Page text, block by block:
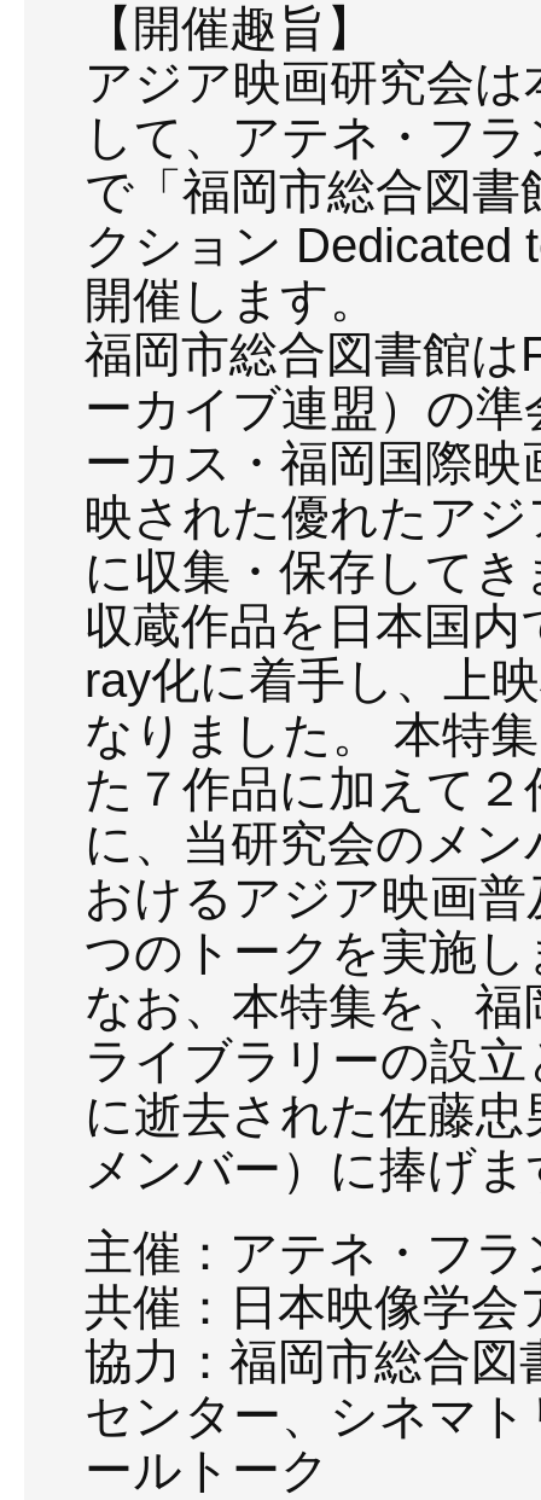
【開催趣旨】
アジア映画研究会
して、アテネ・フ
で「福岡市総合図
クション Dedicated
開催します。
福岡市総合図書館
ーカイブ連盟）の
ーカス・福岡国際
映された優れたア
に収集・保存して
収蔵作品を日本国
ray化に着手し、上
なりました。 本特
た７作品に加えて
に、当研究会のメ
おけるアジア映画
つのトークを実施し
なお、本特集を、
ライブラリーの設
に逝去された佐藤
メンバー）に捧げま
主催：アテネ・フ
共催：日本映像学会
協力：福岡市総合
センター、シネマ
ールトーク